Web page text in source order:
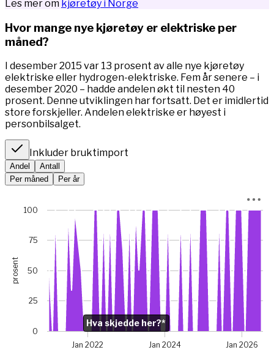
Les mer om kjøretøy i Norge
Hvor mange nye kjøretøy er elektriske per
måned?
I desember 2015 var 13 prosent av alle nye kjøretøy
elektriske eller hydrogen-elektriske. Fem år senere – i
desember 2020 – hadde andelen økt til nesten 40
prosent. Denne utviklingen har fortsatt. Det er imidlertid
store forskjeller. Andelen elektriske er høyest i
personbilsalget.
Inkluder bruktimport
Andel
Antall
Per måned
Per år
Chart with 67 data points.
*I januar 2023 var bilsalget rekordlavt (5845 mot 49
View as data table, Chart
The chart has 1 X axis displaying Time. Data ranges from
The chart has 1 Y axis displaying prosent. Data ranges
Chart annotations summary
Hva skjedde her?*. Related to Elektriske, data point
prosent
Jan 2022 Jan 2024 Jan 2026
0
25
50
75
100
Hva skjedde her?*